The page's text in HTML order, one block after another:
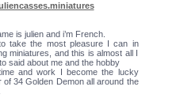
is julien and i’m French.
take the most pleasure I can in
miniatures, and this is almost all I
said about me and the hobby
and work I become the lucky
of 34 Golden Demon all around the